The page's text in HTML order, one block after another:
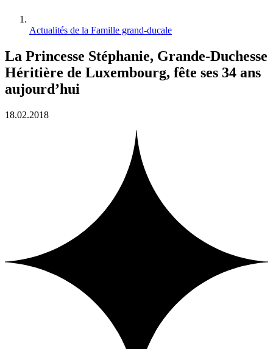
Actualités de la Famille grand-ducale
La Princesse Stéphanie, Grande-Duchesse
Héritière de Luxembourg, fête ses 34 ans
aujourd’hui
18.02.2018